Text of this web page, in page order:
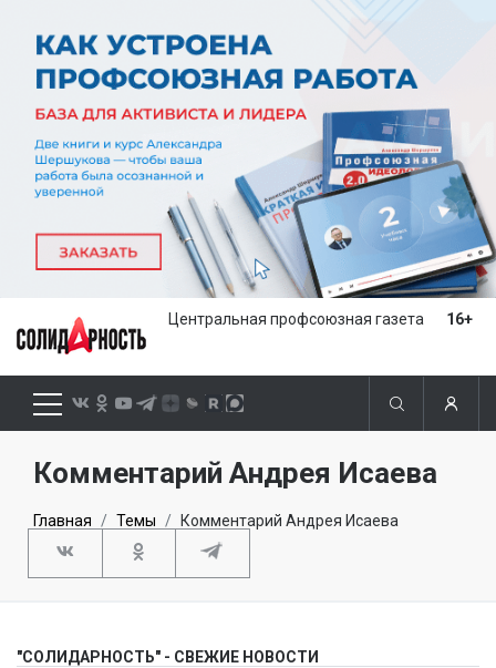
Центральная профсоюзная газета 16+
Комментарий Андрея Исаева
Главная Темы Комментарий Андрея Исаева
"СОЛИДАРНОСТЬ" - СВЕЖИЕ НОВОСТИ